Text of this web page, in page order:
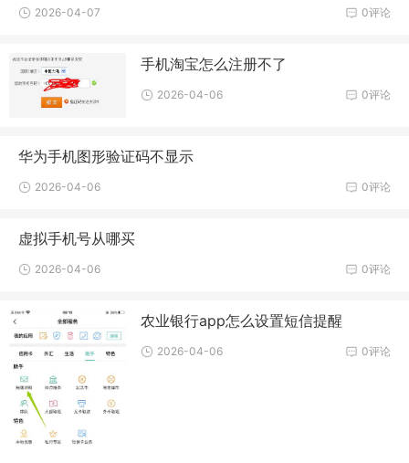
0评论
2026-04-07
手机淘宝怎么注册不了
0评论
2026-04-06
华为手机图形验证码不显示
0评论
2026-04-06
虚拟手机号从哪买
0评论
2026-04-06
农业银行app怎么设置短信提醒
0评论
2026-04-06